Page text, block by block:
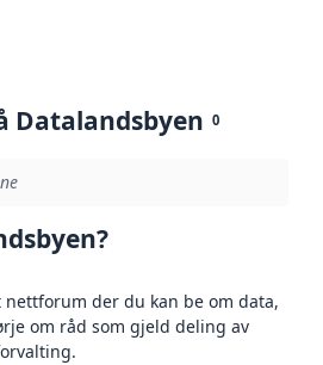
Datalandsbyen 0
nettforum der du kan be om data,
om råd som gjeld deling av